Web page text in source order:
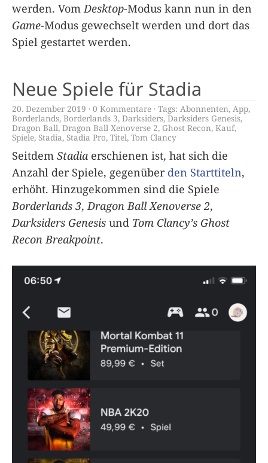
werden. VomDesktop-Modus kann nun in den
Game-Modus gewechselt werden und dort das
Spiel gestartet werden.
Neue Spiele für Stadia
20. Dezember 2019 0 Kommentare Tags: Abonnenten, App,
Borderlands, Borderlands 3, Darksiders, Darksiders Genesis,
Dragon Ball, Dragon Ball Xenoverse 2, Ghost Recon, Kauf,
Spiele, Stadia, Stadia Pro, Titel, Tom Clancy
Seitdem Stadia erschienen ist, hat sich die
Anzahl der Spiele, gegenüber den Starttiteln,
erhöht. Hinzugekommen sind die Spiele
Borderlands 3,Dragon Ball Xenoverse 2,
Darksiders Genesis und Tom Clancy’s Ghost
Recon Breakpoint.